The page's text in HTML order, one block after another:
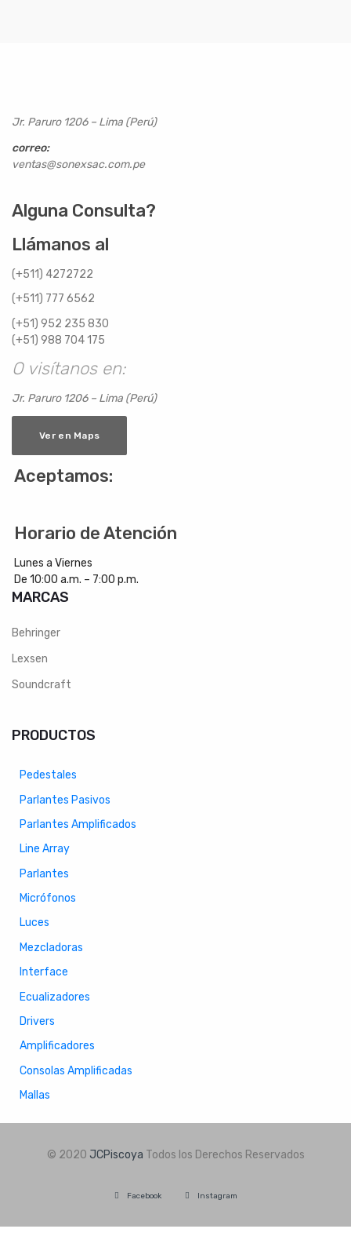
Jr. Paruro 1206 – Lima (Perú)
correo:
ventas@sonexsac.com.pe
Alguna Consulta?
Llámanos al
(+511) 4272722
(+511) 777 6562
(+51) 952 235 830
(+51) 988 704 175
O visítanos en:
Jr. Paruro 1206 – Lima (Perú)
Ver en Maps
Aceptamos:
Horario de Atención
Lunes a Viernes
De 10:00 a.m. – 7:00 p.m.
MARCAS
Behringer
Lexsen
Soundcraft
PRODUCTOS
Pedestales
Parlantes Pasivos
Parlantes Amplificados
Line Array
Parlantes
Micrófonos
Luces
Mezcladoras
Interface
Ecualizadores
Drivers
Amplificadores
Consolas Amplificadas
Mallas
© 2020 JCPiscoya Todos los Derechos Reservados
Facebook Instagram